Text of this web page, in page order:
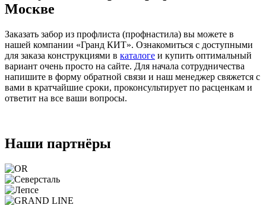
Москве
Заказать забор из профлиста (профнастила) вы можете в
нашей компании «Гранд КИТ». Ознакомиться с доступными
для заказа конструкциями в каталоге и купить оптимальный
вариант очень просто на сайте. Для начала сотрудничества
напишите в форму обратной связи и наш менеджер свяжется с
вами в кратчайшие сроки, проконсультирует по расценкам и
ответит на все ваши вопросы.
Наши партнёры